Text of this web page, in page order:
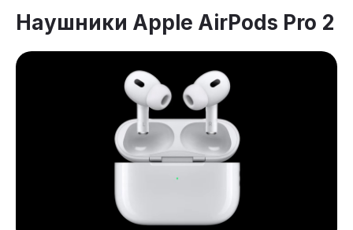
Наушники Apple AirPods Pro 2